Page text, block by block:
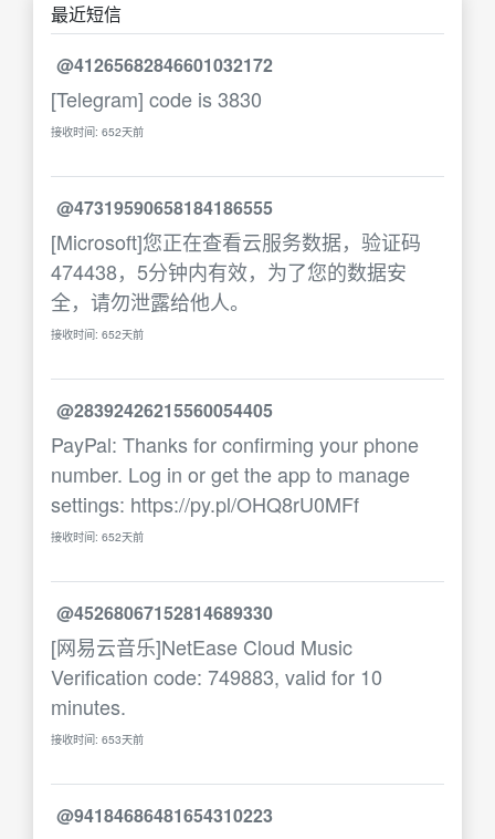
最近短信
@41265682846601032172
[Telegram] code is 3830
接收时间: 652天前
@47319590658184186555
[Microsoft]您正在查看云服务数据，验证码
474438，5分钟内有效，为了您的数据安
全，请勿泄露给他人。
接收时间: 652天前
@28392426215560054405
PayPal: Thanks for confirming your phone
number. Log in or get the app to manage
settings: https://py.pl/OHQ8rU0MFf
接收时间: 652天前
@45268067152814689330
[网易云音乐]NetEase Cloud Music
Verification code: 749883, valid for 10
minutes.
接收时间: 653天前
@94184686481654310223